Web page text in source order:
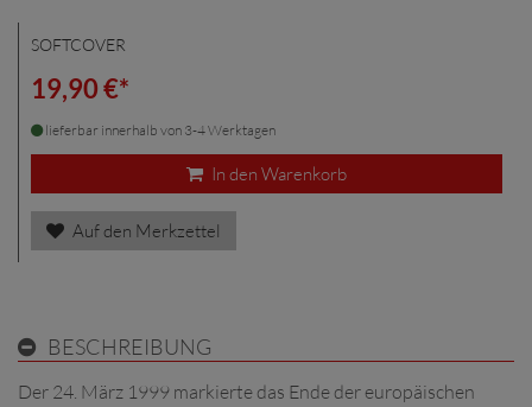
SOFTCOVER
19,90 €*
lieferbar innerhalb von 3-4 Werktagen
In den Warenkorb
Auf den Merkzettel
BESCHREIBUNG
Der 24. März 1999 markierte das Ende der europäischen